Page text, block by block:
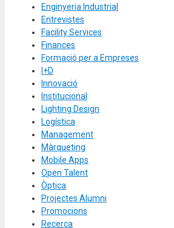
Enginyeria Industrial
Entrevistes
Facility Services
Finances
Formació per a Empreses
I+D
Innovació
Institucional
Lighting Design
Logística
Management
Màrqueting
Mobile Apps
Open Talent
Òptica
Projectes Alumni
Promocions
Recerca